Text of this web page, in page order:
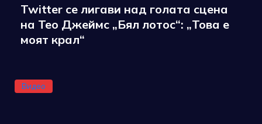
Twitter се лигави над голата сцена
на Тео Джеймс „Бял лотос“: „Това е
моят крал“
Видео